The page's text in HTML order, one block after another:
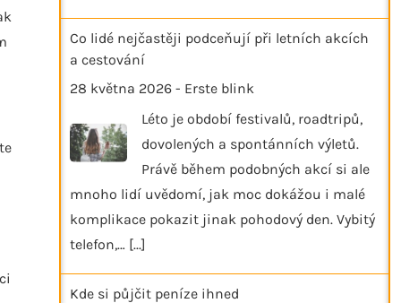
Co lidé nejčastěji podceňují při letních akcích
a cestování
28 května 2026 - Erste blink
Léto je období festivalů, roadtripů,
dovolených a spontánních výletů.
Právě během podobných akcí si ale
mnoho lidí uvědomí, jak moc dokážou i malé
komplikace pokazit jinak pohodový den. Vybitý
telefon,… [...]
Kde si půjčit peníze ihned